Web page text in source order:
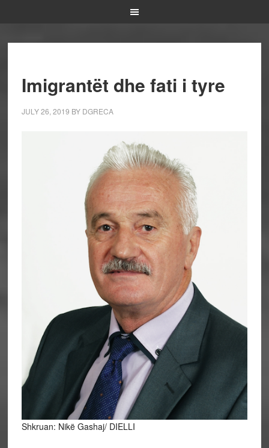
Imigrantët dhe fati i tyre
JULY 26, 2019 BY DGRECA
Shkruan: Nikë Gashaj/ DIELLI